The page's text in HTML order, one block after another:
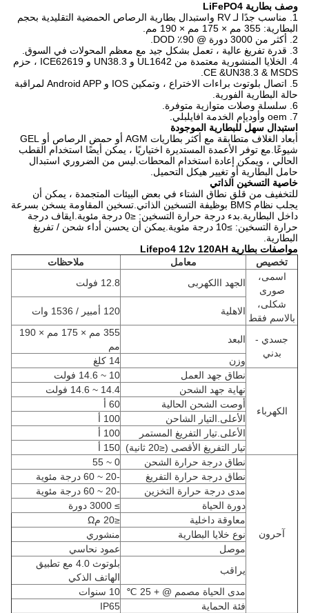
وصف بطارية LiFePO4
1. مناسب جدًا لـ RV واستبدال بطارية الرصاص الحمضية التقليدية بحجم
البطارية: 355 مم × 175 مم × 190 مم.
2. أكثر من 3000 دورة @ 90٪ DOD.
3. قدرة تفريغ عالية ، تعمل بشكل جيد مع معظم المحولات في السوق.
4. الخلايا المنشورية معتمدة من UL1642 و UN38.3 و ICE62619 ، حزم
CE &UN38.3 & MSDS.
5. اتصال بلوتوث براءات الاختراع ، وتمكين IOS و Android APP لمراقبة
حالة البطارية الفورية.
6. سلسلة وصلات متوازية متوفرة.
7. oem وأوديإم الخدمة افايلبلي.
استبدال سهل للبطارية الموجودة
أبعاد الغلاف متطابقة مع أكثر بطاريات AGM أو حمض الرصاص أو GEL
شيوعًا.مع توفر الأعمدة المستديرة اختياريًا ، يمكن أيضًا استخدام القطب
الحالي ، ويمكن إعادة استخدام المحطات.ليس من الضروري استبدال
حامل البطارية أو تغيير هيكل التحميل.
خاصية التسخين الذاتي
للتخفيف من قلق نطاق الشتاء في بعض البيئات المتجمدة ، يمكن أن
يجلب نظام BMS بوظيفة التسخين الذاتي.تسخين المقاومة يسخن بسرعة
داخل البطارية.بدء درجة حرارة التسخين: ≤0 درجة مئوية.ايقاف درجة
حرارة التسخين: ≥10 درجة مئوية.يمكن أن يحسن أداء شحن / تفريغ
البطارية.
مواصفات بطارية Lifepo4 12v 120AH
تخصيص
معامل
ملاحظات
اسمى،
صورى
شكلى،
بالاسم فقط
الجهد االكهربى 12.8 فولت
الاهلية 120 أمبير / 1536 وات
جسدي -
بدني
البعد
355 مم × 175 مم × 190
مم
وزن
14 كلغ
الكهرباء
نطاق جهد العمل
10 ~ 14.6 فولت
نهاية جهد الشحن
14.4 ~ 14.6 فولت
أوصت الشحن الحالية
60 أ
الأعلى.التيار الشاحن
100 أ
الأعلى.تيار التفريغ المستمر
100 أ
تيار التفريغ الأقصى (≤20 ثانية)
150 أ
آحرون
نطاق درجة حرارة الشحن
0 ~ 55
نطاق درجة حرارة التفريغ
-20 ~ 60 درجة مئوية
مدى درجة حرارة التخزين
-20 ~ 60 درجة مئوية
دورة الحياة
≥ 3000 دورة
معاوقة داخلية
≤20 مΩ
نوع خلايا البطارية
منشوري
موصل
عمود نحاسي
يراقب
بلوتوث 4.0 مع تطبيق
الهاتف الذكي
مدى الحياة مصمم @ + 25 ℃
10 سنوات
فئة الحماية
IP65